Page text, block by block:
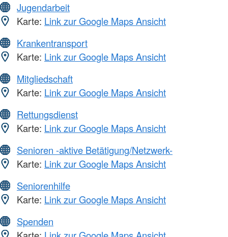
Jugendarbeit
Karte: Link zur Google Maps Ansicht
Krankentransport
Karte: Link zur Google Maps Ansicht
Mitgliedschaft
Karte: Link zur Google Maps Ansicht
Rettungsdienst
Karte: Link zur Google Maps Ansicht
Senioren -aktive Betätigung/Netzwerk-
Karte: Link zur Google Maps Ansicht
Seniorenhilfe
Karte: Link zur Google Maps Ansicht
Spenden